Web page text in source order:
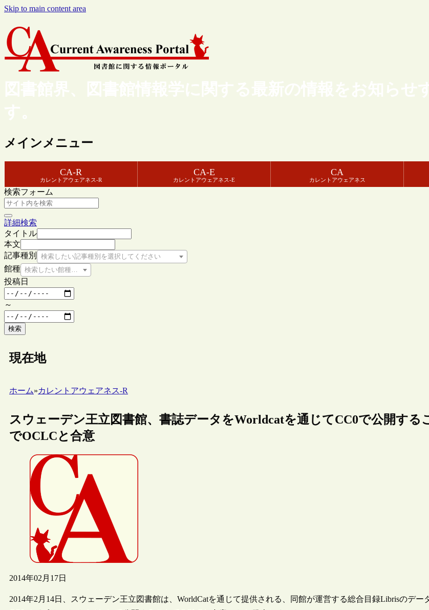
Skip to main content area
図書館界、図書館情報学に関する最新の情報をお知ら
す。
メインメニュー
CA-R
カレントアウェアネス-R
CA-E
カレントアウェアネス-E
CA
カレントアウェアネス
検索フォーム
詳細検索
タイトル
本文
記事種別
検索したい記事種別を選択してください
館種 検索したい館種を選択してください
投稿日
～
検索
現在地
ホーム»カレントアウェアネス-R
スウェーデン王立図書館、書誌データをWorldcatを通じてCC0で公開する
でOCLCと合意
2014年02月17日
2014年2月14日、スウェーデン王立図書館は、WorldCatを通じて提供される、同館が運営する総合目録Librisのデー